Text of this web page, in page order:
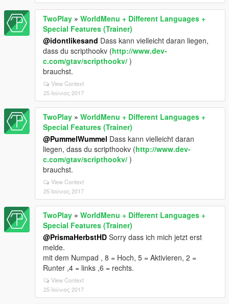
TwoPlay » WorldMenu + Different Languages +
Special Features (Trainer)
@idontlikesand Dass kann vielleicht daran liegen,
dass du scripthookv (http://www.dev-
c.com/gtav/scripthookv/ )
brauchst.
View Context
25 Ιούνιος 2017
TwoPlay » WorldMenu + Different Languages +
Special Features (Trainer)
@PummelWummel Dass kann vielleicht daran
liegen, dass du scripthookv (http://www.dev-
c.com/gtav/scripthookv/ )
brauchst.
View Context
25 Ιούνιος 2017
TwoPlay » WorldMenu + Different Languages +
Special Features (Trainer)
@PrismaHerbstHD Sorry dass ich mich jetzt erst
melde.
mit dem Numpad , 8 = Hoch, 5 = Aktivieren, 2 =
Runter ,4 = links ,6 = rechts.
View Context
25 Ιούνιος 2017